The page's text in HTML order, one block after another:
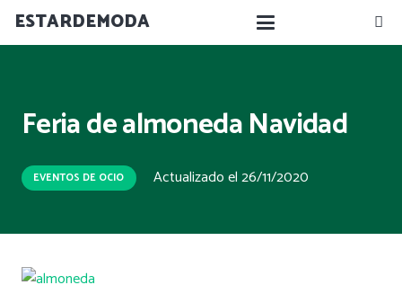
ESTARDEMODA
Feria de almoneda Navidad
EVENTOS DE OCIO Actualizado el26/11/2020